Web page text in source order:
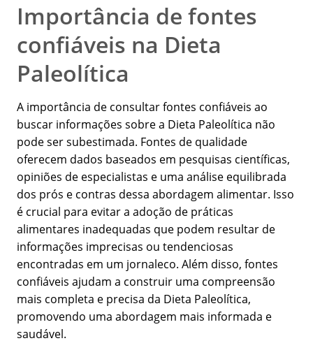
Importância de fontes
confiáveis na Dieta
Paleolítica
A importância de consultar fontes confiáveis ao
buscar informações sobre a Dieta Paleolítica não
pode ser subestimada. Fontes de qualidade
oferecem dados baseados em pesquisas científicas,
opiniões de especialistas e uma análise equilibrada
dos prós e contras dessa abordagem alimentar. Isso
é crucial para evitar a adoção de práticas
alimentares inadequadas que podem resultar de
informações imprecisas ou tendenciosas
encontradas em um jornaleco. Além disso, fontes
confiáveis ajudam a construir uma compreensão
mais completa e precisa da Dieta Paleolítica,
promovendo uma abordagem mais informada e
saudável.